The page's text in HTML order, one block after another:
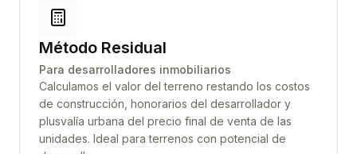
Método Residual
Para desarrolladores inmobiliarios
Calculamos el valor del terreno restando los costos
de construcción, honorarios del desarrollador y
plusvalía urbana del precio final de venta de las
unidades. Ideal para terrenos con potencial de